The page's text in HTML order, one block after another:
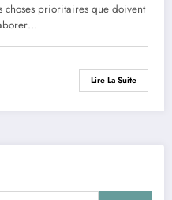
choses prioritaires que doivent
Lire La Suite